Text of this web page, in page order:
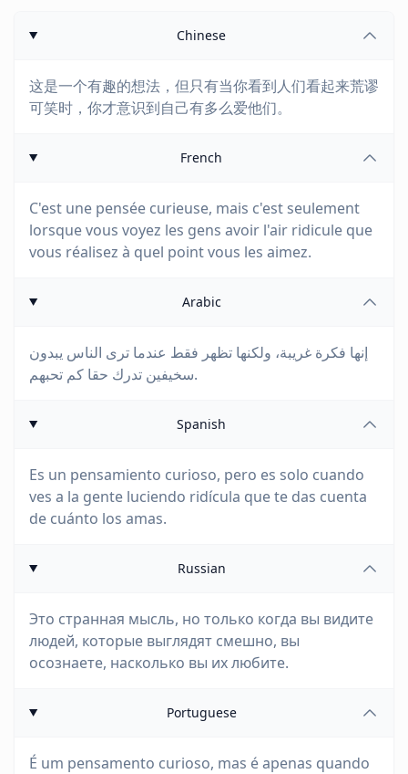
Chinese
这是一个有趣的想法，但只有当你看到人们看起来荒谬
可笑时，你才意识到自己有多么爱他们。
French
C'est une pensée curieuse, mais c'est seulement
lorsque vous voyez les gens avoir l'air ridicule que
vous réalisez à quel point vous les aimez.
Arabic
إنها فكرة غريبة، ولكنها تظهر فقط عندما ترى الناس يبدون
سخيفين تدرك حقا كم تحبهم.
Spanish
Es un pensamiento curioso, pero es solo cuando
ves a la gente luciendo ridícula que te das cuenta
de cuánto los amas.
Russian
Это странная мысль, но только когда вы видите
людей, которые выглядят смешно, вы
осознаете, насколько вы их любите.
Portuguese
É um pensamento curioso, mas é apenas quando